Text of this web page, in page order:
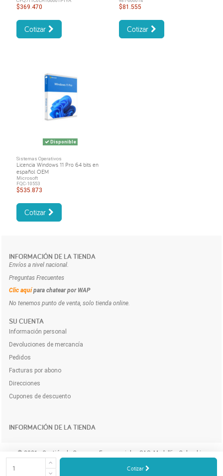
Cotizar
$369.470
Cotizar
$81.555
Cotizar
Disponible
Sistemas Operativos
Licencia Windows 11 Pro 64 bits en
español OEM
Microsoft
FQC-10553
$535.873
Cotizar
INFORMACIÓN DE LA TIENDA
Envíos a nivel nacional.
Preguntas Frecuentes
Clic aquí para chatear por WAP
No tenemos punto de venta, solo tienda online.
INFORMACIÓN DE LA TIENDA
SU CUENTA
Información personal
Devoluciones de mercancía
Pedidos
Facturas por abono
Direcciones
Cupones de descuento
© 2021 - Gestión de Compras Empresariales SAS. Medellín, Colombia.
Compra y cotiza los productos e insumos para tu empresa a domicilio y